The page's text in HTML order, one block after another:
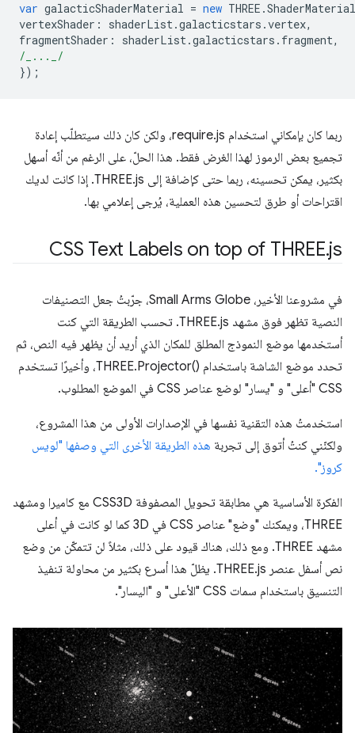
var galacticShaderMaterial = new THREE .ShaderMaterial
vertexShader : shaderList.galacticstars .vertex,
fragmentShader : shaderList.galacticstars . fragment,
/_..._/
});
ربما كان بإمكاني استخدام require.js، ولكن كان ذلك سيتطلّب إعادة
تجميع بعض الرموز لهذا الغرض فقط. هذا الحلّ، على الرغم من أنّه أسهل
بكثير، يمكن تحسينه، ربما حتى كإضافة إلى THREE.js. إذا كانت لديك
اقتراحات أو طرق لتحسين هذه العملية، يُرجى إعلامي بها.
CSS Text Labels on top of THREE.js
في مشروعنا الأخير، Small Arms Globe، جرّبتُ جعل التصنيفات
النصية تظهر فوق مشهد THREE.js. تحسب الطريقة التي كنت
أستخدمها موضع النموذج المطلق للمكان الذي أريد أن يظهر فيه النص، ثم
تحدد موضع الشاشة باستخدام THREE.Projector()‎، وأخيرًا تستخدم
CSS "أعلى" و "يسار" لوضع عناصر CSS في الموضع المطلوب.
استخدمتُ هذه التقنية نفسها في الإصدارات الأولى من هذا المشروع،
ولكنّني كنتُ أتوق إلى تجربة هذه الطريقة الأخرى التي وصفها "لويس
كروز".
الفكرة الأساسية هي مطابقة تحويل المصفوفة CSS3D مع كاميرا ومشهد
THREE، ويمكنك "وضع" عناصر CSS في 3D كما لو كانت في أعلى
مشهد THREE. ومع ذلك، هناك قيود على ذلك، مثلاً لن تتمكّن من وضع
نص أسفل عنصر THREE.js. يظلّ هذا أسرع بكثير من محاولة تنفيذ
التنسيق باستخدام سمات CSS "الأعلى" و "اليسار".